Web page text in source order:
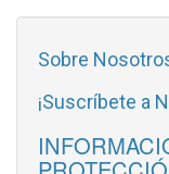
Sobre
¡Suscríbete a